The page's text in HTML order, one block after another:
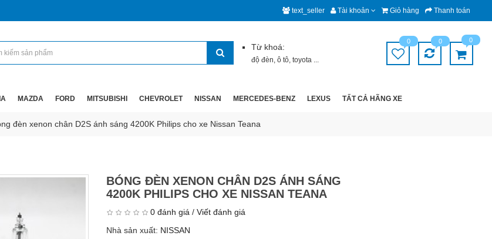
text_seller Tài khoản Giỏ hàng Thanh toán
Từ khoá:
độ đèn,ô tô,toyota ...
0 0 0
MAZDA FORD MITSUBISHI CHEVROLET NISSAN MERCEDES-BENZ LEXUS TẤT CẢ HÃNG XE
đèn xenon chân D2S ánh sáng 4200K Philips cho xe Nissan Teana
BÓNG ĐÈN XENON CHÂN D2S ÁNH SÁNG
4200K PHILIPS CHO XE NISSAN TEANA
0 đánh giá / Viết đánh giá
Nhà sản xuất: NISSAN